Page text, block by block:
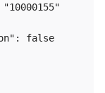
"10000155"
false